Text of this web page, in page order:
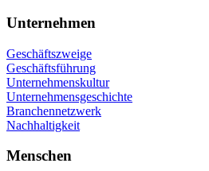
Unternehmen
Geschäftszweige
Geschäftsführung
Unternehmenskultur
Unternehmensgeschichte
Branchennetzwerk
Nachhaltigkeit
Menschen